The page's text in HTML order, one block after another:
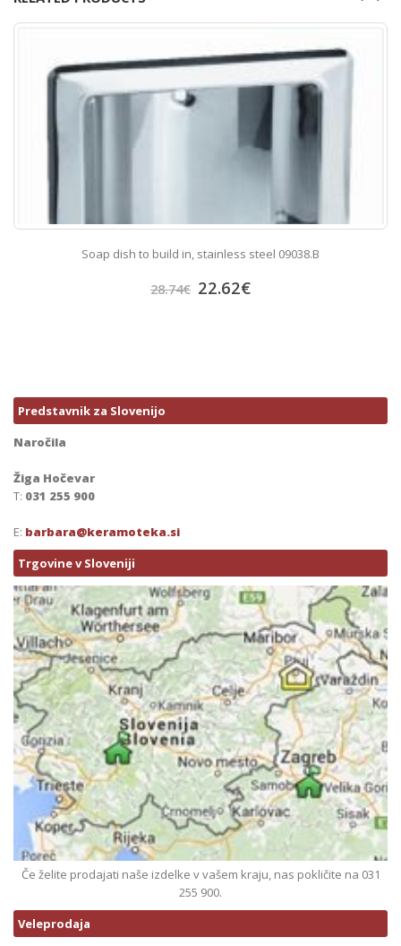
Soap dish to build in, stainless steel 09038.B
28.74€ 22.62€
Predstavnik za Slovenijo
Naročila
Žiga Hočevar
T: 031 255 900
E: barbara@keramoteka.si
Trgovine v Sloveniji
Če želite prodajati naše izdelke v vašem kraju, nas pokličite na 031
255 900.
Veleprodaja